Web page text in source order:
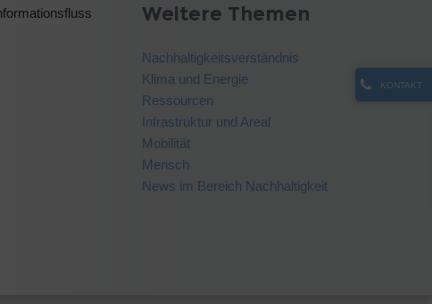
KONTAKT
Weitere Themen
Nachhaltigkeitsverständnis
Klima und Energie
Ressourcen
Infrastruktur und Areal
Mobilität
Mensch
News im Bereich Nachhaltigkeit